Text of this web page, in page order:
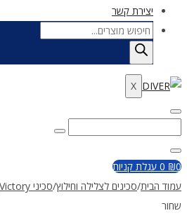
יצירת קשר
Products
search
X
Enter
Keywordfor:
Close
₪0
0 עגלת קניות
עמוד הבית/סכינים לצלילה וחילוץ/סכיני Victory
שחור